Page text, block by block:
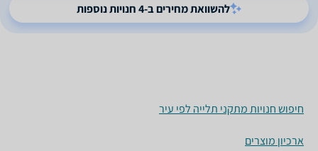
להשוואת מחירים ב-4 חנויות נוספות
חיפוש חנויות מתקני תלייה לפי עיר
ארכיון מוצרים